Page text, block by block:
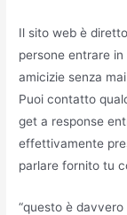
Il sito web è
persone entrare in
amicizie senza
Puoi contatto
get a response
effettivamente
parlare fornito tu
“questo è